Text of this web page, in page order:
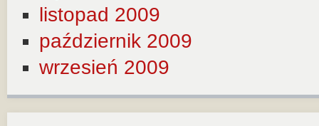
listopad 2009
październik 2009
wrzesień 2009